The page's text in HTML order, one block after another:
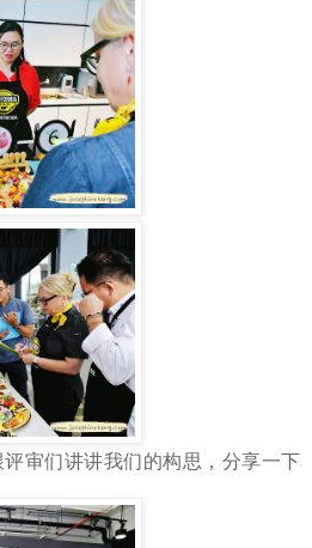
审们讲讲我们的构思，分享一下